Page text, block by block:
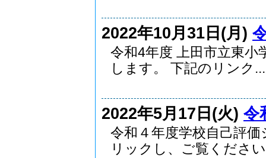
2022年10月31日(月)
令和4年度 上田市立東小
します。 下記のリンク...
2022年5月17日(火) 令
令和４年度学校自己評
リックし、ご覧くださ